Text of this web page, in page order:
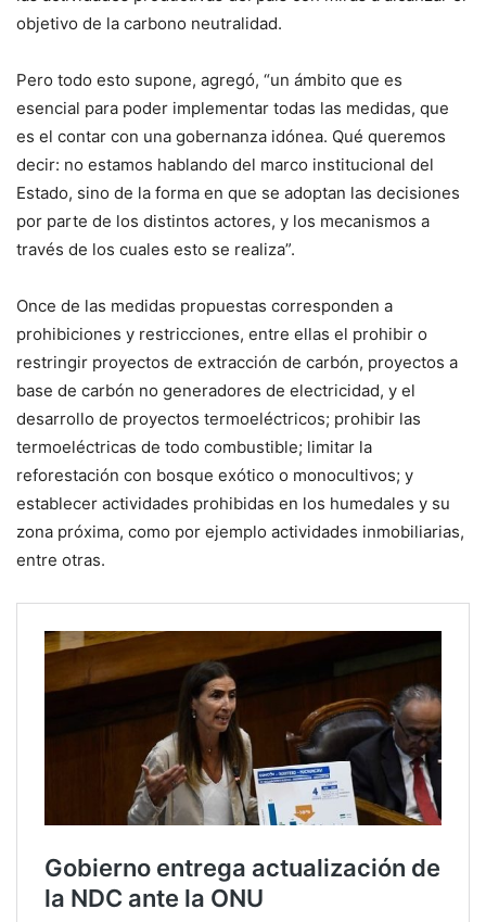
objetivo de la carbono neutralidad.
Pero todo esto supone, agregó, “un ámbito que es
esencial para poder implementar todas las medidas, que
es el contar con una gobernanza idónea. Qué queremos
decir: no estamos hablando del marco institucional del
Estado, sino de la forma en que se adoptan las decisiones
por parte de los distintos actores, y los mecanismos a
través de los cuales esto se realiza”.
Once de las medidas propuestas corresponden a
prohibiciones y restricciones, entre ellas el prohibir o
restringir proyectos de extracción de carbón, proyectos a
base de carbón no generadores de electricidad, y el
desarrollo de proyectos termoeléctricos; prohibir las
termoeléctricas de todo combustible; limitar la
reforestación con bosque exótico o monocultivos; y
establecer actividades prohibidas en los humedales y su
zona próxima, como por ejemplo actividades inmobiliarias,
entre otras.